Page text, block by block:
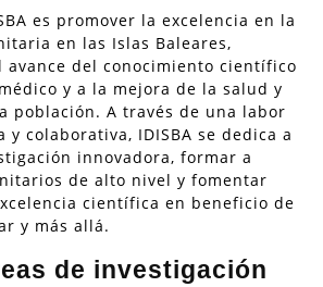
es promover la excelencia en la
en las Islas Baleares,
avance del conocimiento científico
y a la mejora de la salud y
población. A través de una labor
colaborativa, IDISBA se dedica a
innovadora, formar a
de alto nivel y fomentar
científica en beneficio de
y más allá.
de investigación